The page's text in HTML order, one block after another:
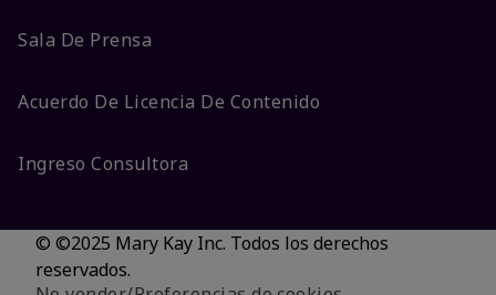
Sala De Prensa
Acuerdo De Licencia De Contenido
Ingreso Consultora
© ©2025 Mary Kay Inc. Todos los derechos
reservados.